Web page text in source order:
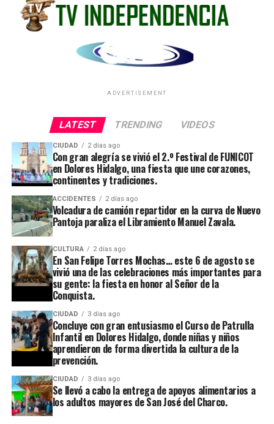
ADVERTISEMENT
LATEST TRENDING VIDEOS
CIUDAD 2 días ago
Con gran alegría se vivió el 2.º Festival de FUNICOT
en Dolores Hidalgo, una fiesta que une corazones,
continentes y tradiciones.
ACCIDENTES 2 días ago
Volcadura de camión repartidor en la curva de Nuevo
Pantoja paraliza el Libramiento Manuel Zavala.
CULTURA 2 días ago
En San Felipe Torres Mochas… este 6 de agosto se
vivió una de las celebraciones más importantes para
su gente: la fiesta en honor al Señor de la
Conquista.
CIUDAD 3 días ago
Concluye con gran entusiasmo el Curso de Patrulla
Infantil en Dolores Hidalgo, donde niñas y niños
aprendieron de forma divertida la cultura de la
prevención.
CIUDAD 3 días ago
Se llevó a cabo la entrega de apoyos alimentarios a
los adultos mayores de San José del Charco.